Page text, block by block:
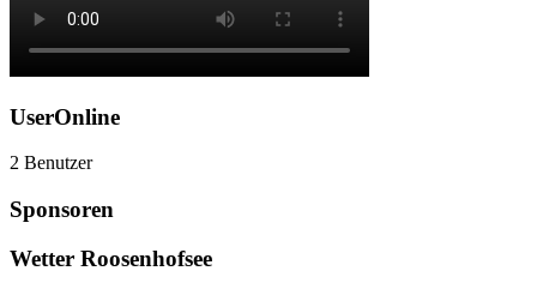
UserOnline
2 Benutzer
Sponsoren
Wetter Roosenhofsee